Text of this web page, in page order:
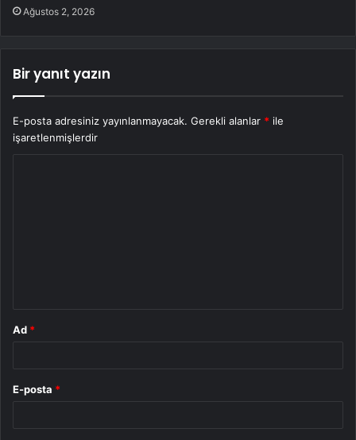
Ağustos 2, 2026
Bir yanıt yazın
E-posta adresiniz yayınlanmayacak. Gerekli alanlar * ile
işaretlenmişlerdir
Ad *
E-posta *